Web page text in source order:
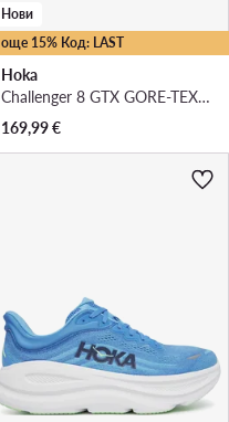
още 15% Код: LAST
Нови
Hoka
Challenger 8 GTX GORE-TEX 1171958 · Маратонки за бягане
169,99€